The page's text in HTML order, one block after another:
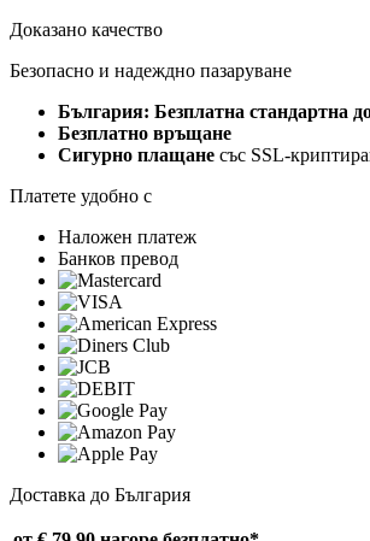
Доказано качество
Безопасно и надеждно пазаруване
България: Безплатна стандартна
Безплатно връщане
Сигурно плащане със SSL-
Платете удобно с
Наложен платеж
Банков превод
Доставка до България